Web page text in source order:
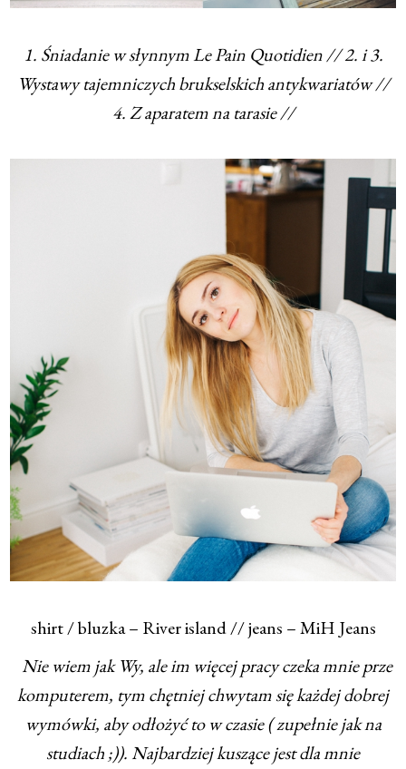
1. Śniadanie w słynnym Le Pain Quotidien // 2. i 3.
Wystawy tajemniczych brukselskich antykwariatów //
4. Z aparatem na tarasie //
shirt / bluzka – River island // jeans – MiH Jeans
Nie wiem jak Wy, ale im więcej pracy czeka mnie prze
komputerem, tym chętniej chwytam się każdej dobrej
wymówki, aby odłożyć to w czasie ( zupełnie jak na
studiach ;)). Najbardziej kuszące jest dla mnie